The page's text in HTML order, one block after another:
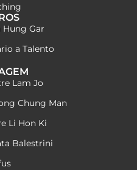
Hung Gar
a Talento
Lam Jo
Chung Man
Li Hon Ki
Balestrini